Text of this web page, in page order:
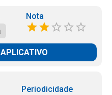
Nota
Periodicidade